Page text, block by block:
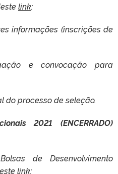
link:
informações (inscrições de
e convocação para
do processo de seleção.
2021 (ENCERRADO)
de Desenvolvimento
link: